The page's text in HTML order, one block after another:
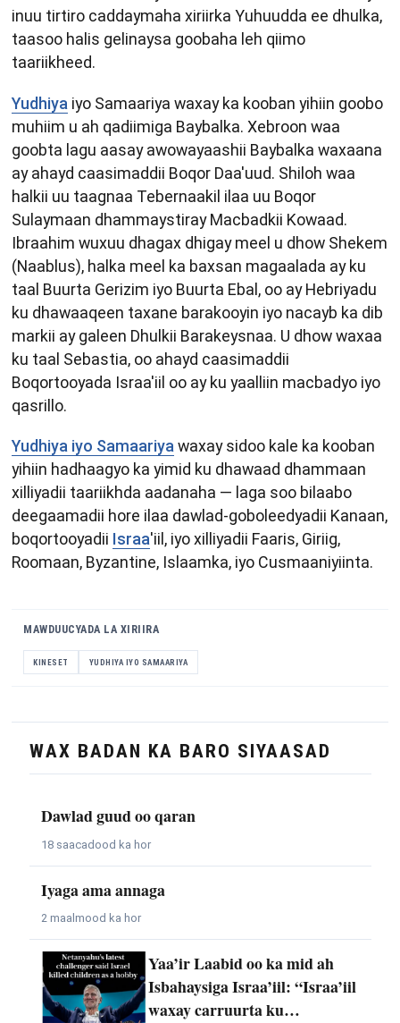
inuu tirtiro caddaymaha xiriirka Yuhuudda ee dhulka,
taasoo halis gelinaysa goobaha leh qiimo
taariikheed.
Yudhiya iyo Samaariya waxay ka kooban yihiin goobo
muhiim u ah qadiimiga Baybalka. Xebroon waa
goobta lagu aasay awowayaashii Baybalka waxaana
ay ahayd caasimaddii Boqor Daa'uud. Shiloh waa
halkii uu taagnaa Tebernaakil ilaa uu Boqor
Sulaymaan dhammaystiray Macbadkii Kowaad.
Ibraahim wuxuu dhagax dhigay meel u dhow Shekem
(Naablus), halka meel ka baxsan magaalada ay ku
taal Buurta Gerizim iyo Buurta Ebal, oo ay Hebriyadu
ku dhawaaqeen taxane barakooyin iyo nacayb ka dib
markii ay galeen Dhulkii Barakeysnaa. U dhow waxaa
ku taal Sebastia, oo ahayd caasimaddii
Boqortooyada Israa'iil oo ay ku yaalliin macbadyo iyo
qasrillo.
Yudhiya iyo Samaariyawaxay sidoo kale ka kooban
yihiin hadhaagyo ka yimid ku dhawaad ​​dhammaan
xilliyadii taariikhda aadanaha — laga soo bilaabo
deegaamadii hore ilaa dawlad-goboleedyadii Kanaan,
boqortooyadii Israa'iil, iyo xilliyadii Faaris, Giriig,
Roomaan, Byzantine, Islaamka, iyo Cusmaaniyiinta.
MAWDUUCYADA LA XIRIIRA
KINESET YUDHIYA IYO SAMAARIYA
WAX BADAN KA BARO SIYAASAD
Dawlad guud oo qaran
18 saacadood ka hor
Iyaga ama annaga
2 maalmood ka hor
Yaa’ir Laabid oo ka mid ah
Isbahaysiga Israa’iil: “Israa’iil
waxay carruurta ku…